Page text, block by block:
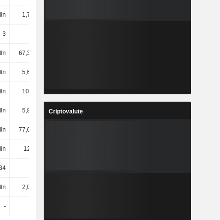
1,71 Mln
3
67,38 Mln
5,69 Mln
10,9 Mln
5,82 Mln 5,47 Mln
77,65 Mln
124 Mln
2,03 Mln
-
Criptovalute